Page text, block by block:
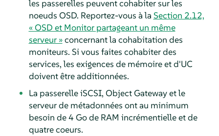
les passerelles peuvent cohabiter sur les
noeuds OSD. Reportez-vous à la Section 2.12,
« OSD et Monitor partageant un même
serveur »concernant la cohabitation des
moniteurs. Si vous faites cohabiter des
services, les exigences de mémoire et d'UC
doivent être additionnées.
La passerelle iSCSI, Object Gateway et le
serveur de métadonnées ont au minimum
besoin de 4 Go de RAM incrémentielle et de
quatre coeurs.